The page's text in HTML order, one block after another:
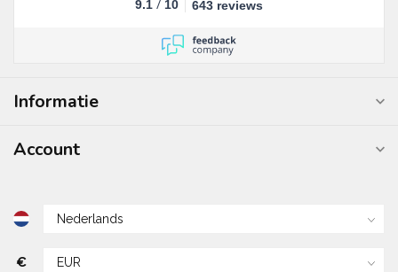
9.1 / 10 643 reviews
Informatie
Account
€